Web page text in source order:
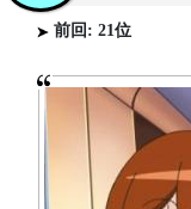
前回: 21位